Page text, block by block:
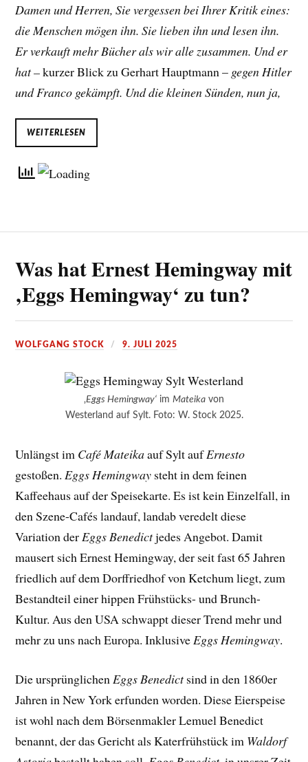
Damen und Herren, Sie vergessen bei Ihrer Kritik eines:
die Menschen mögen ihn. Sie lieben ihn und lesen ihn.
Er verkauft mehr Bücher als wir alle zusammen. Und er
hat –kurzer Blick zu Gerhart Hauptmann – gegen Hitler
und Franco gekämpft. Und die kleinen Sünden, nun ja,
WEITERLESEN
Was hat Ernest Hemingway mit
‚Eggs Hemingway‘ zu tun?
WOLFGANG STOCK 9. JULI 2025
‚Eggs Hemingway‘ im Mateika von
Westerland auf Sylt. Foto: W. Stock 2025.
Unlängst im Café Mateikaauf Sylt aufErnesto
gestoßen.Eggs Hemingway steht in dem feinen
Kaffeehaus auf der Speisekarte. Es ist kein Einzelfall, in
den Szene-Cafés landauf, landab veredelt diese
Variation derEggs Benedictjedes Angebot. Damit
mausert sich Ernest Hemingway, der seit fast 65 Jahren
friedlich auf dem Dorffriedhof von Ketchum liegt, zum
Bestandteil einer hippen Frühstücks- und Brunch-
Kultur. Aus den USA schwappt dieser Trend mehr und
mehr zu uns nach Europa. InklusiveEggs Hemingway.
Die ursprünglichenEggs Benedictsind in den 1860er
Jahren in New York erfunden worden. Diese Eierspeise
ist wohl nach dem Börsenmakler Lemuel Benedict
benannt, der das Gericht als Katerfrühstück im Waldorf